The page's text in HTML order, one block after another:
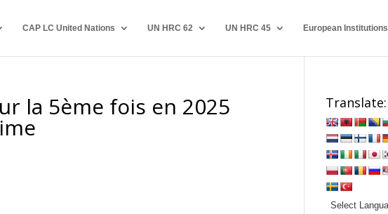
CAP LC United Nations UN HRC 62 UN HRC 45 European Institutions
la 5ème fois en 2025 Translate: